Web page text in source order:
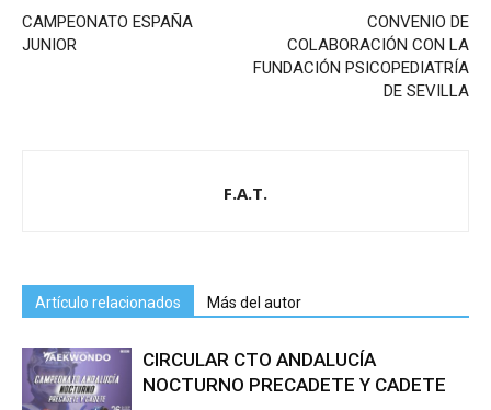
CAMPEONATO ESPAÑA
JUNIOR
CONVENIO DE
COLABORACIÓN CON LA
FUNDACIÓN PSICOPEDIATRÍA
DE SEVILLA
F.A.T.
Artículo relacionados Más del autor
CIRCULAR CTO ANDALUCÍA
NOCTURNO PRECADETE Y CADETE